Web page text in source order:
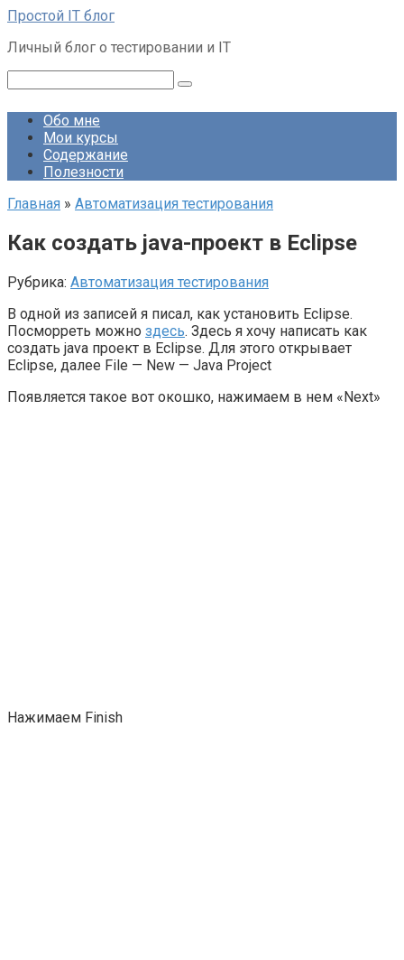
Перейти
контенту
Простой IT блог
Личный блог о тестировании и IT
Обо мне
Мои курсы
Содержание
Полезности
Главная » Автоматизация тестирования
Как создать java-проект в Eclipse
Рубрика: Автоматизация тестирования
В одной из записей я писал, как установить Eclipse.
Посморреть можно здесь. Здесь я хочу написать как
создать java проект в Eclipse. Для этого открывает
Eclipse, далее File — New — Java Project
Появляется такое вот окошко, нажимаем в нем «Next»
Нажимаем Finish